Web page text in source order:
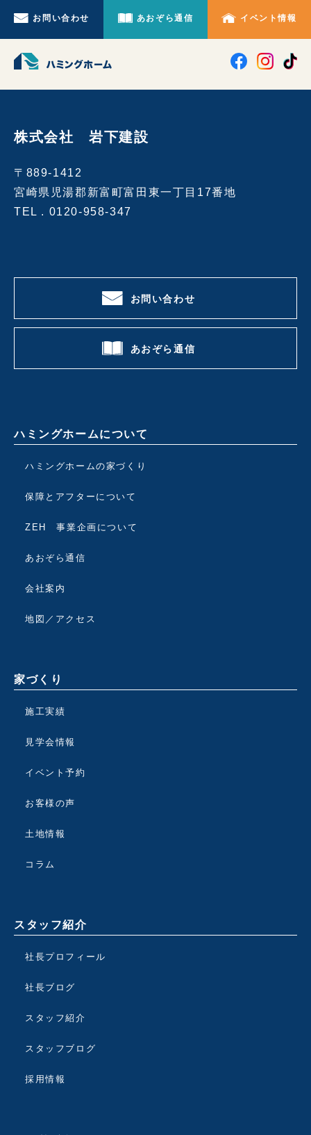
お問い合わせ あおぞら通信 イベント情報
株式会社 岩下建設
〒889-1412
宮崎県児湯郡新富町富田東一丁目17番地
TEL . 0120-958-347
お問い合わせ
あおぞら通信
ハミングホームについて
ハミングホームの家づくり
保障とアフターについて
ZEH 事業企画について
あおぞら通信
会社案内
地図／アクセス
家づくり
施工実績
見学会情報
イベント予約
お客様の声
土地情報
コラム
スタッフ紹介
社長プロフィール
社長ブログ
スタッフ紹介
スタッフブログ
採用情報